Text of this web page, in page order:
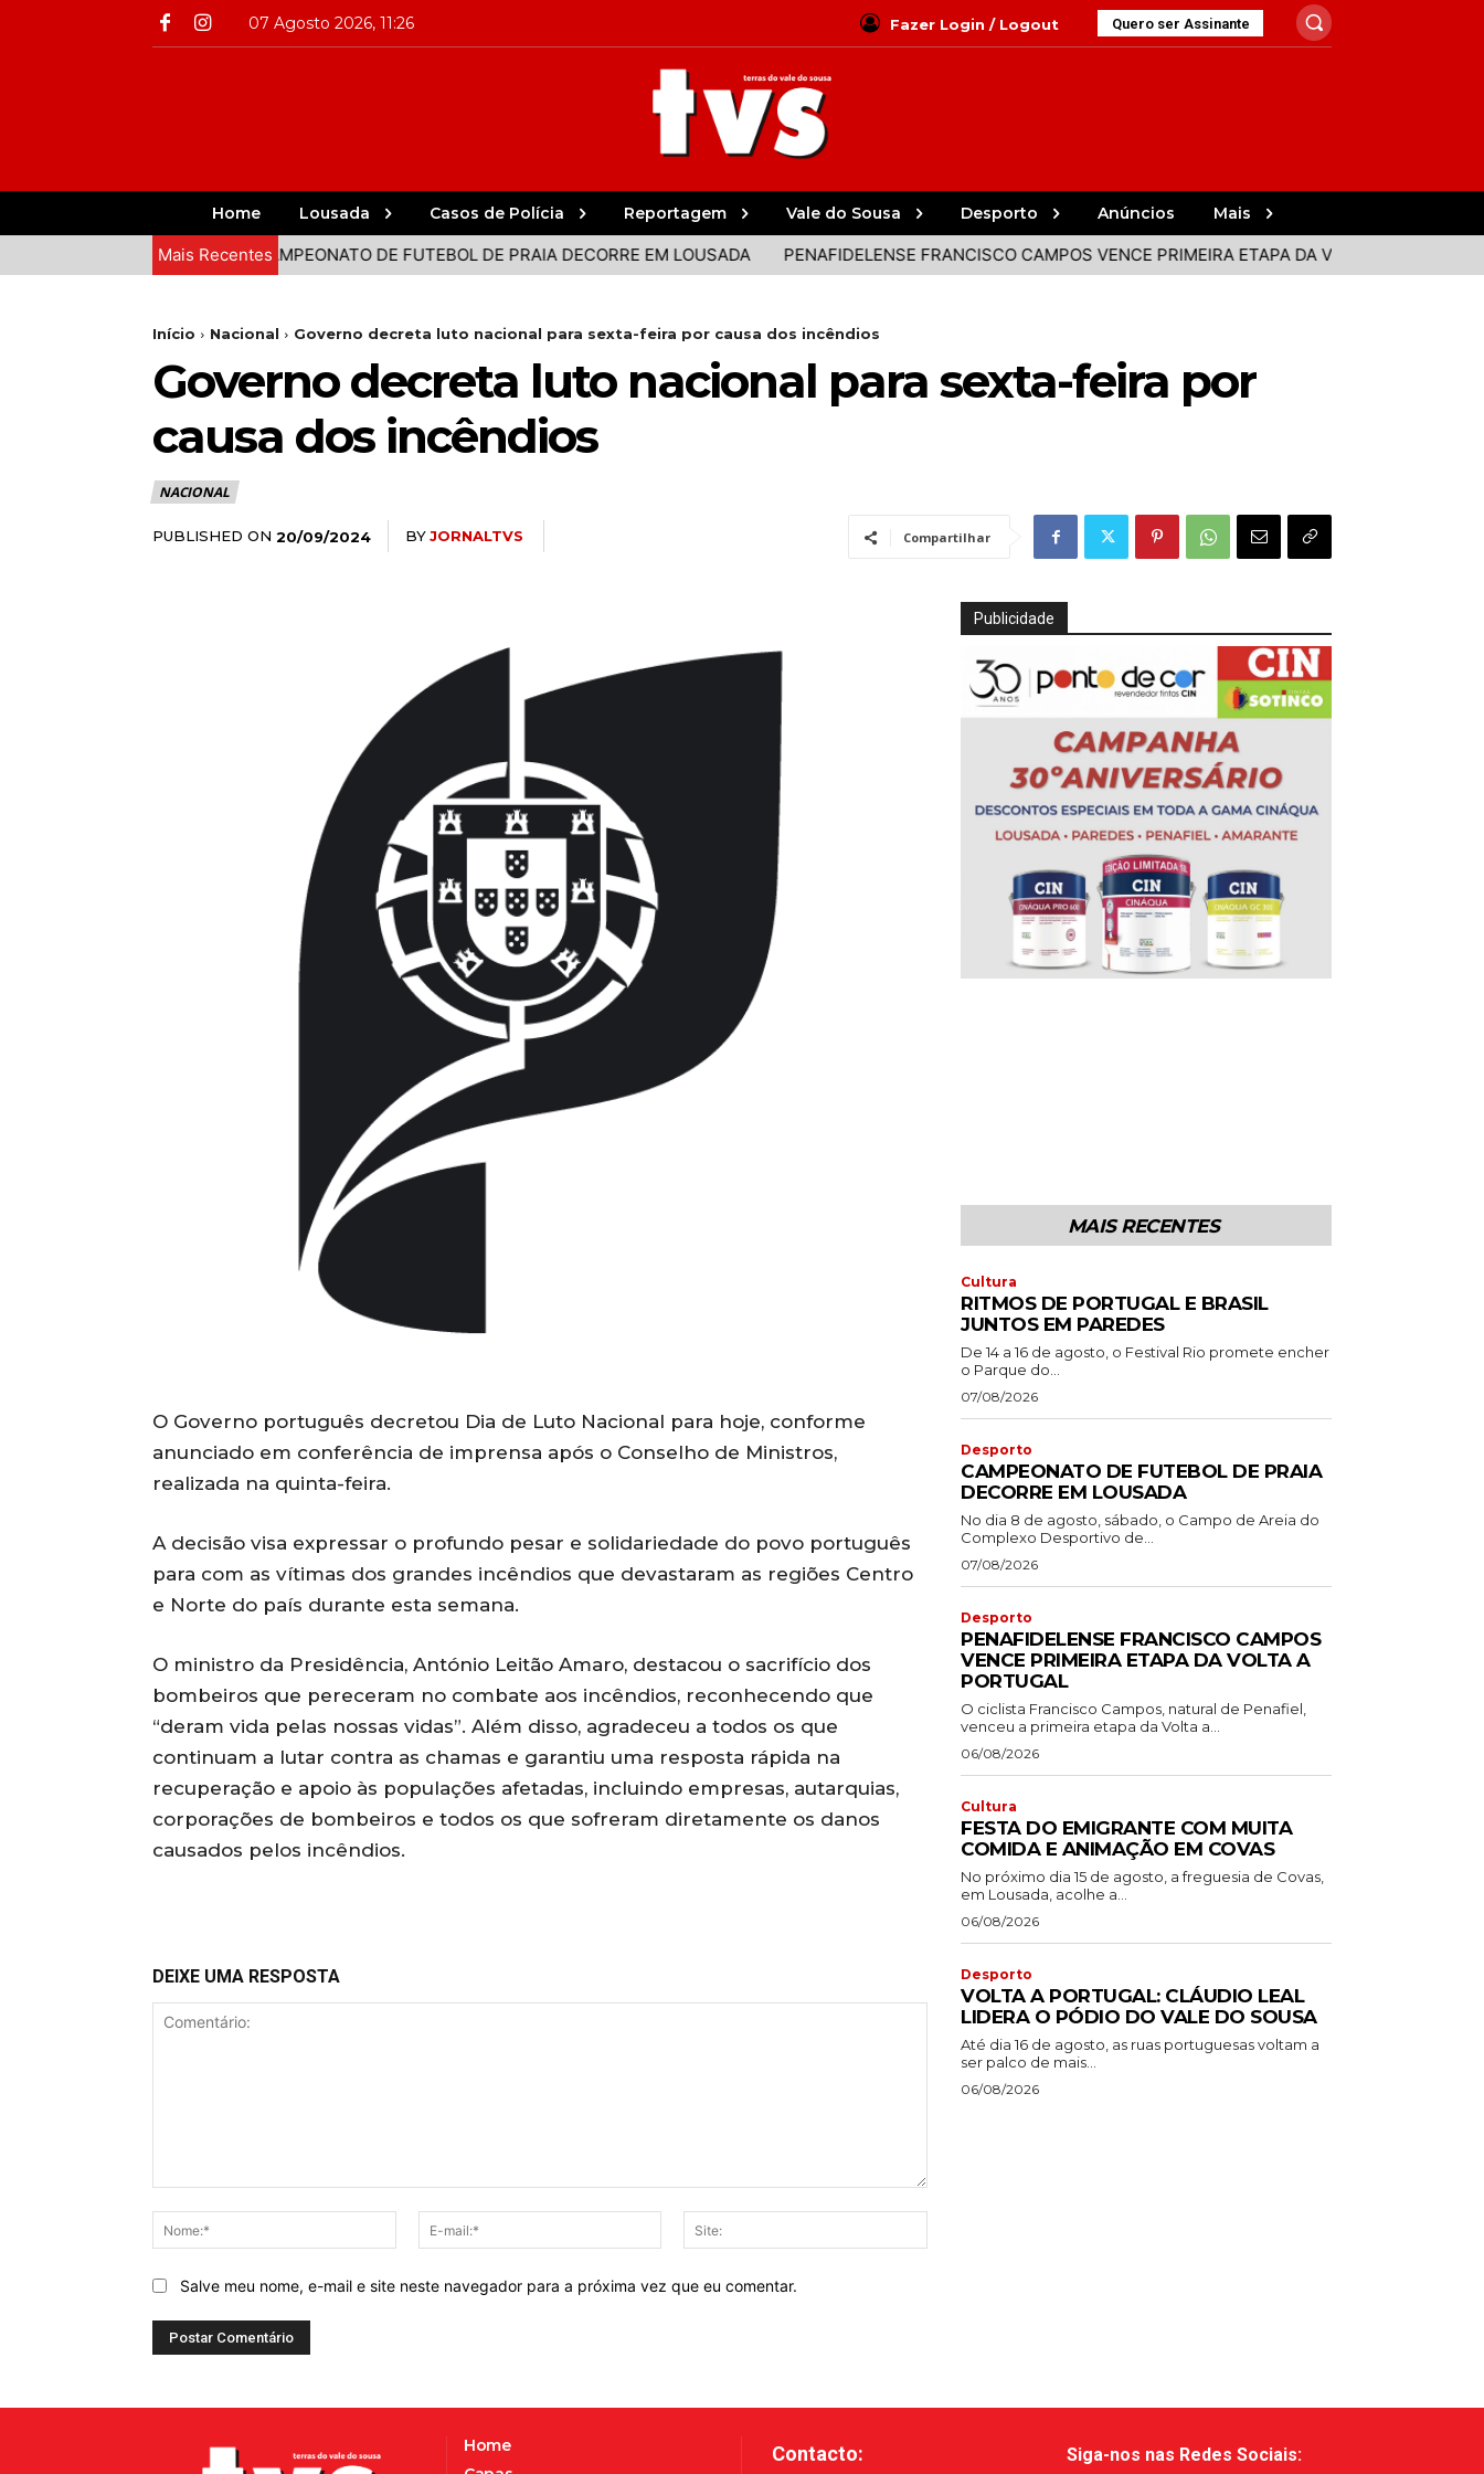
07 Agosto 2026, 11:26 Fazer Login / Logout Quero ser Assinante
Home Lousada Casos de Polícia Reportagem Vale do Sousa Desporto Anúncios Mais
Mais Recentes
EM PAREDES CAMPEONATO DE FUTEBOL DE PRAIA DECORRE EM LOUSADA PENAFIDELENSE FRANCISCO CAMPOS VENCE PRIMEIRA ETAPA DA VOLTA A PORTUGAL
Início Nacional Governo decreta luto nacional para sexta-feira por causa dos incêndios
Governo decreta luto nacional para sexta-feira por
causa dos incêndios
NACIONAL
PUBLISHED ON 20/09/2024 BYJORNALTVS Compartilhar
O Governo português decretou Dia de Luto Nacional para hoje, conforme
anunciado em conferência de imprensa após o Conselho de Ministros,
realizada na quinta-feira.
A decisão visa expressar o profundo pesar e solidariedade do povo português
para com as vítimas dos grandes incêndios que devastaram as regiões Centro
e Norte do país durante esta semana.
O ministro da Presidência, António Leitão Amaro, destacou o sacrifício dos
bombeiros que pereceram no combate aos incêndios, reconhecendo que
“deram vida pelas nossas vidas”. Além disso, agradeceu a todos os que
continuam a lutar contra as chamas e garantiu uma resposta rápida na
recuperação e apoio às populações afetadas, incluindo empresas, autarquias,
corporações de bombeiros e todos os que sofreram diretamente os danos
causados pelos incêndios.
DEIXE UMA RESPOSTA
Nome:*
mail:*
Salve meu nome, e-mail e site neste navegador para a próxima vez que eu comentar.
Publicidade
MAIS RECENTES
Cultura
RITMOS DE PORTUGAL E BRASIL
JUNTOS EM PAREDES
De 14 a 16 de agosto, o Festival Rio promete encher
o Parque do...
07/08/2026
Desporto
CAMPEONATO DE FUTEBOL DE PRAIA
DECORRE EM LOUSADA
No dia 8 de agosto, sábado, o Campo de Areia do
Complexo Desportivo de...
07/08/2026
Desporto
PENAFIDELENSE FRANCISCO CAMPOS
VENCE PRIMEIRA ETAPA DA VOLTA A
PORTUGAL
O ciclista Francisco Campos, natural de Penafiel,
venceu a primeira etapa da Volta a...
06/08/2026
Cultura
FESTA DO EMIGRANTE COM MUITA
COMIDA E ANIMAÇÃO EM COVAS
No próximo dia 15 de agosto, a freguesia de Covas,
em Lousada, acolhe a...
06/08/2026
Desporto
VOLTA A PORTUGAL: CLÁUDIO LEAL
LIDERA O PÓDIO DO VALE DO SOUSA
Até dia 16 de agosto, as ruas portuguesas voltam a
ser palco de mais...
06/08/2026
Home
Contacto: Siga-nos nas Redes Sociais: